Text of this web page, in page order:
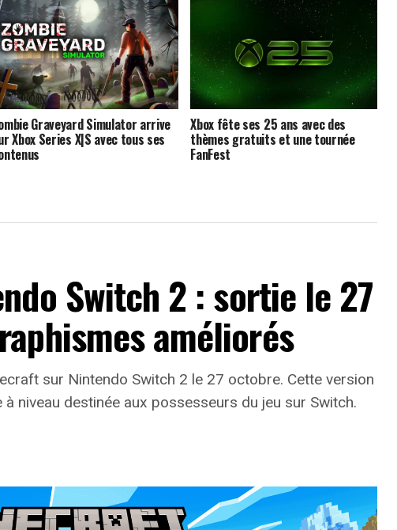
Graveyard Simulator arrive
Xbox Series X|S avec tous ses
Xbox fête ses 25 ans avec des
thèmes gratuits et une tournée
FanFest
Switch 2 : sortie le 27
améliorés
sur Nintendo Switch 2 le 27 octobre. Cette version
niveau destinée aux possesseurs du jeu sur Switch.